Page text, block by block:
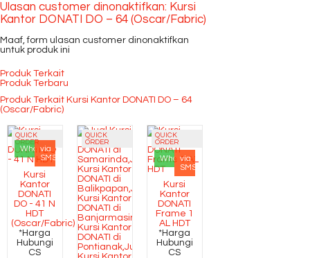
Ulasan customer dinonaktifkan: Kursi
Kantor DONATI DO – 64 (Oscar/Fabric)
Maaf, form ulasan customer dinonaktifkan
untuk produk ini
Produk Terkait
Produk Terbaru
Produk Terkait Kursi Kantor DONATI DO – 64
(Oscar/Fabric)
QUICK
ORDER
Whatsapp
via
SMS
Kursi
Kantor
DONATI
DO - 41 N
HDT
(Oscar/Fabric)
*Harga
Hubungi
CS
QUICK
ORDER
QUICK
ORDER
Whatsapp
via
SMS
Kursi
Kantor
DONATI
Frame 1
AL HDT
*Harga
Hubungi
CS